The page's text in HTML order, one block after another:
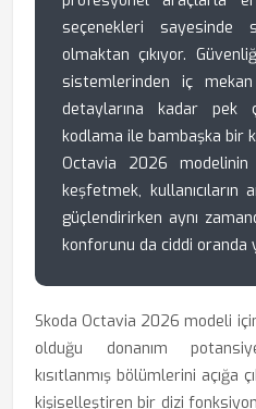
seçenekleri
olmaktan çıkıyor.
sistemlerinden iç
detaylarına kadar pek
kodlama ile bambaşka bir
Octavia 2026
keşfetmek, kullanıcıların
güçlendirirken aynı
konforunu da ciddi oranda
Skoda Octavia 2026 modeli
olduğu donanım
kısıtlanmış bölümlerini açığa
kişiselleştiren bir dizi